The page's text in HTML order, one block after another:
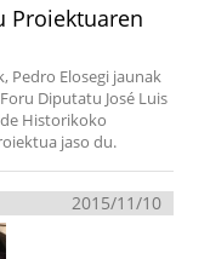
Proiektuaren
Pedro Elosegi jaunak
Diputatu José Luis
Historikoko
jaso du.
2015/11/10